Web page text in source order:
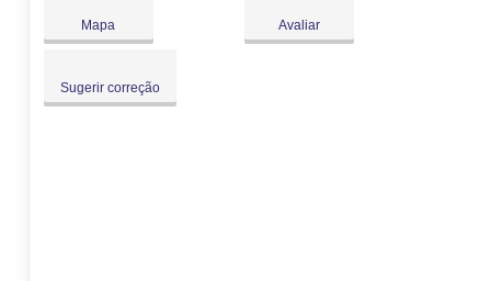
Mapa Avaliar
Sugerir correção